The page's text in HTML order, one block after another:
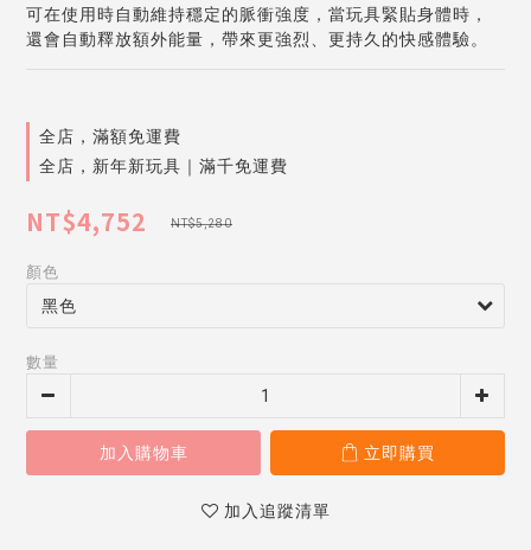
可在使用時自動維持穩定的脈衝強度，當玩具緊貼身體時，
還會自動釋放額外能量，帶來更強烈、更持久的快感體驗。
全店，滿額免運費
全店，新年新玩具｜滿千免運費
NT$4,752 NT$5,280
顏色
數量
加入購物車 立即購買
加入追蹤清單